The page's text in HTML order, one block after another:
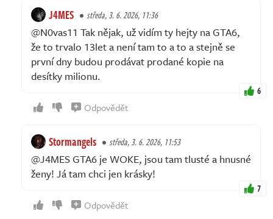
J4MES středa, 3. 6. 2026, 11:36
@N0vas11 Tak nějak, už vidím ty hejty na GTA6,
že to trvalo 13let a není tam to a to a stejně se
první dny budou prodávat prodané kopie na
desítky milionu.
6
Odpovědět
Stormangels středa, 3. 6. 2026, 11:53
@J4MES GTA6 je WOKE, jsou tam tlusté a hnusné
ženy! Já tam chci jen krásky!
7
Odpovědět